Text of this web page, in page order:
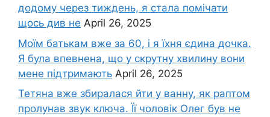
додому через тиждень, я стала помічати
щось див не April 26, 2025
Моїм батькам вже за 60, і я їхня єдина дочка.
Я була впевнена, що у скрутну хвилину вони
мене підтримають April 26, 2025
Тетяна вже збиралася йти у ванну, як раптом
пролунав звук ключа. Її чоловік Олег був не